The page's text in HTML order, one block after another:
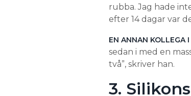
rubba. Jag hade
efter 14 dagar var
EN ANNAN KOLLEGA
sedan i med en
två”, skriver han.
3.